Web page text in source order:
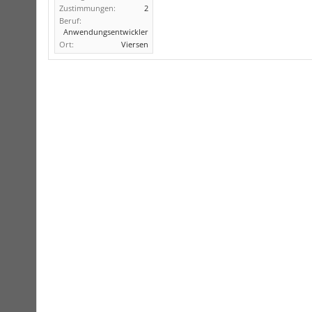
Zustimmungen:
2
Beruf:
Anwendungsentwickler
Ort:
Viersen